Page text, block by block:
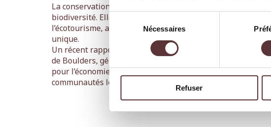
Sélection
consentement
Nécessaires
Refuser
La conservation des manchots du Cap ne relève pas
biodiversité. Elle a aussi un impact socio-économique
l’écotourisme, attirant chaque année des milliers de
unique.
Un récent rapport a estimé que la valeur économique des
de Boulders, génère entre 613 et 2 702 millions de rands
pour l’économie locale. Cela démontre que la sauvegarde
communautés locales.